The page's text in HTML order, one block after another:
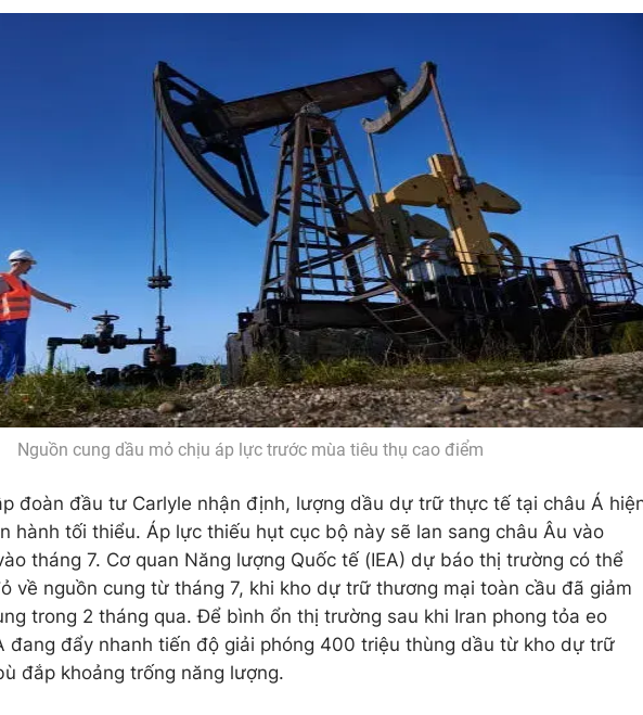
Nguồn cung dầu mỏ chịu áp lực trước mùa tiêu thụ cao điểm
đoàn đầu tư Carlyle nhận định, lượng dầu dự trữ thực tế tại châu Á
hành tối thiểu. Áp lực thiếu hụt cục bộ này sẽ lan sang châu Âu vào
tháng 7. Cơ quan Năng lượng Quốc tế (IEA) dự báo thị trường có thể
về nguồn cung từ tháng 7, khi kho dự trữ thương mại toàn cầu đã giảm
trong 2 tháng qua. Để bình ổn thị trường sau khi Iran phong tỏa eo
đang đẩy nhanh tiến độ giải phóng 400 triệu thùng dầu từ kho dự trữ
đắp khoảng trống năng lượng.